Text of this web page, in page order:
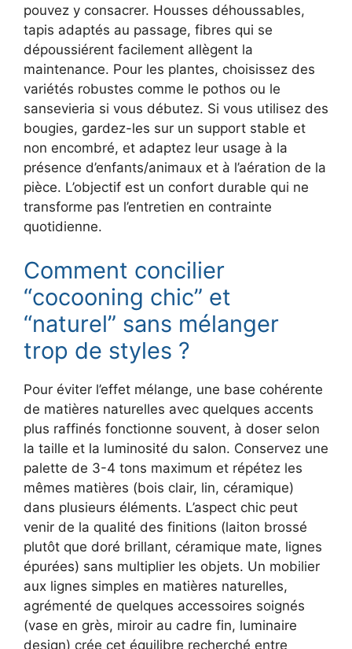
pouvez y consacrer. Housses déhoussables,
tapis adaptés au passage, fibres qui se
dépoussiérent facilement allègent la
maintenance. Pour les plantes, choisissez des
variétés robustes comme le pothos ou le
sansevieria si vous débutez. Si vous utilisez des
bougies, gardez-les sur un support stable et
non encombré, et adaptez leur usage à la
présence d’enfants/animaux et à l’aération de la
pièce. L’objectif est un confort durable qui ne
transforme pas l’entretien en contrainte
quotidienne.
Comment concilier
“cocooning chic” et
“naturel” sans mélanger
trop de styles ?
Pour éviter l’effet mélange, une base cohérente
de matières naturelles avec quelques accents
plus raffinés fonctionne souvent, à doser selon
la taille et la luminosité du salon. Conservez une
palette de 3-4 tons maximum et répétez les
mêmes matières (bois clair, lin, céramique)
dans plusieurs éléments. L’aspect chic peut
venir de la qualité des finitions (laiton brossé
plutôt que doré brillant, céramique mate, lignes
épurées) sans multiplier les objets. Un mobilier
aux lignes simples en matières naturelles,
agrémenté de quelques accessoires soignés
(vase en grès, miroir au cadre fin, luminaire
design) crée cet équilibre recherché entre